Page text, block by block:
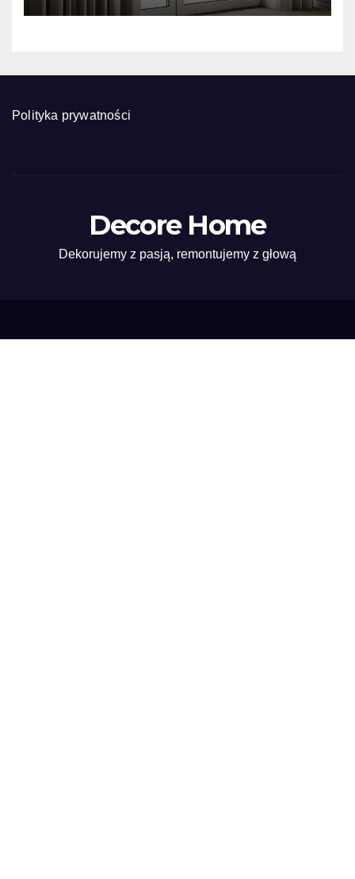
Polityka prywatności
Decore Home
Dekorujemy z pasją, remontujemy z głową